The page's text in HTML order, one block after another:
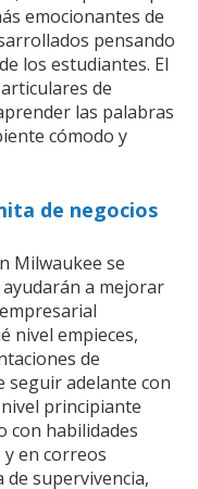
emocionantes de
pensando
los estudiantes. El
de
las palabras
cómodo y
de negocios
Milwaukee se
a mejorar
nivel empieces,
de
seguir adelante con
principiante
con habilidades
en correos
supervivencia,